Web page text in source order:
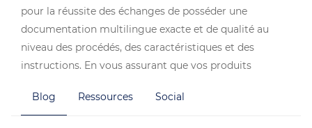
pour la réussite des échanges de posséder une
documentation multilingue exacte et de qualité au
niveau des procédés, des caractéristiques et des
instructions. En vous assurant que vos produits
les différents marchés où vous les commercialisez et
que vos clients puissent utiliser leur système de
Blog Ressources Social